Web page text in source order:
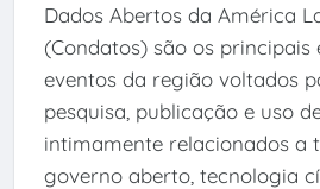
Dados Abertos da América
(Condatos) são os principais
eventos da região voltados
pesquisa, publicação e uso
intimamente relacionados a
governo aberto, tecnologia